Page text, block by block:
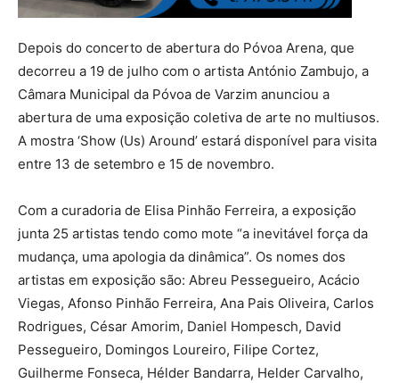
Depois do concerto de abertura do Póvoa Arena, que
decorreu a 19 de julho com o artista António Zambujo, a
Câmara Municipal da Póvoa de Varzim anunciou a
abertura de uma exposição coletiva de arte no multiusos.
A mostra ‘Show (Us) Around’ estará disponível para visita
entre 13 de setembro e 15 de novembro.
Com a curadoria de Elisa Pinhão Ferreira, a exposição
junta 25 artistas tendo como mote “a inevitável força da
mudança, uma apologia da dinâmica”. Os nomes dos
artistas em exposição são: Abreu Pessegueiro, Acácio
Viegas, Afonso Pinhão Ferreira, Ana Pais Oliveira, Carlos
Rodrigues, César Amorim, Daniel Hompesch, David
Pessegueiro, Domingos Loureiro, Filipe Cortez,
Guilherme Fonseca, Hélder Bandarra, Helder Carvalho,